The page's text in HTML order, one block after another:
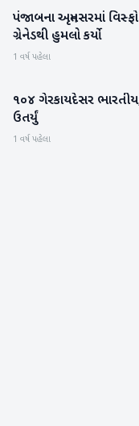
રાષ્ટ્રીય
પંજાબના અમૃતસરમાં
ગ્રેનેડથી હુમલો કર્યો
1 વર્ષ પહેલા
રાષ્ટ્રીય
૧૦૪ ગેરકાયદેસર
ઉતર્યું
1 વર્ષ પહેલા